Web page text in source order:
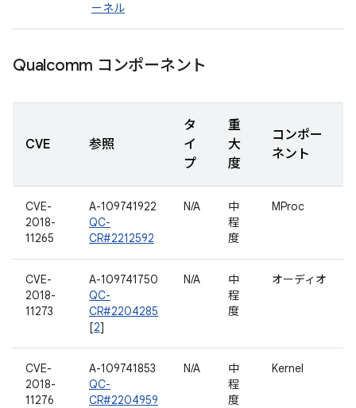
ーネル
Qualcomm コンポーネント
CVE 参照
タ
イ
プ
重
大
度
コンポー
ネント
CVE-
2018-
11265
A-109741922
QC-
CR#2212592
N/A
中
程
度
MProc
CVE-
2018-
11273
A-109741750
QC-
CR#2204285
[2]
N/A
中
程
度
オーディオ
CVE-
2018-
11276
A-109741853
QC-
CR#2204959
N/A
中
程
度
Kernel